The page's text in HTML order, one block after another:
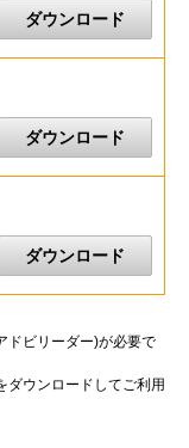
ダウンロード
ダウンロード
ダウンロード
ドビリーダー)が必要で
ダウンロードしてご利用